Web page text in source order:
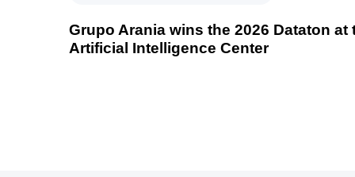
e
d
Grupo Arania wins the 2026 Dataton at
Artificial Intelligence Center